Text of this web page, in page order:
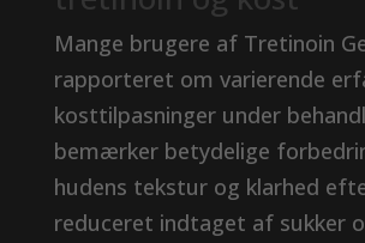
Mange brugere af Tretinoin
rapporteret om varierende
kosttilpasninger under
bemærker betydelige
hudens tekstur og klarhed
reduceret indtaget af sukker